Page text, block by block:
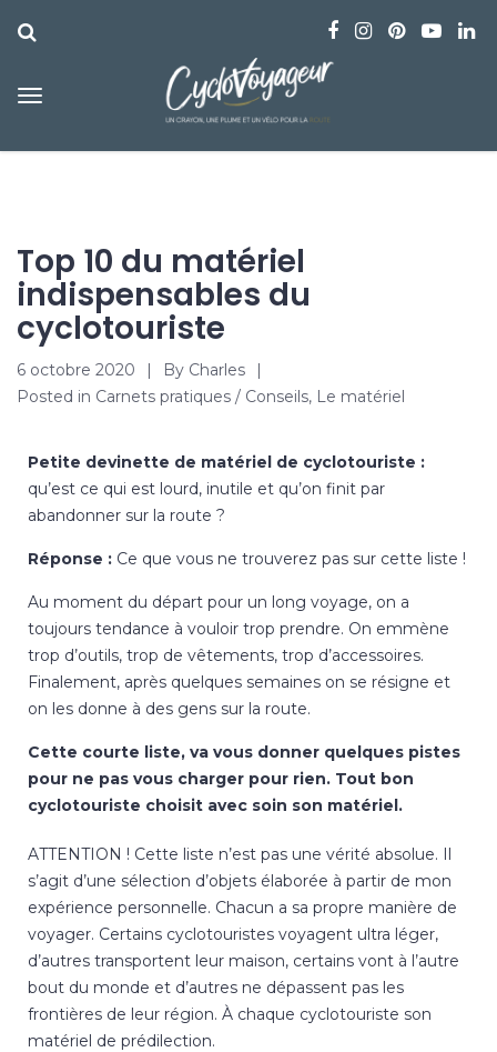
Top 10 du matériel
indispensables du
cyclotouriste
6 octobre 2020 By Charles
Posted in Carnets pratiques / Conseils, Le matériel
Petite devinette de matériel de cyclotouriste :
qu’est ce qui est lourd, inutile et qu’on finit par
abandonner sur la route ?
Réponse : Ce que vous ne trouverez pas sur cette liste !
Au moment du départ pour un long voyage, on a
toujours tendance à vouloir trop prendre. On emmène
trop d’outils, trop de vêtements, trop d’accessoires.
Finalement, après quelques semaines on se résigne et
on les donne à des gens sur la route.
Cette courte liste, va vous donner quelques pistes
pour ne pas vous charger pour rien. Tout bon
cyclotouriste choisit avec soin son matériel.
ATTENTION ! Cette liste n’est pas une vérité absolue. Il
s’agit d’une sélection d’objets élaborée à partir de mon
expérience personnelle. Chacun a sa propre manière de
voyager. Certains cyclotouristes voyagent ultra léger,
d’autres transportent leur maison, certains vont à l’autre
bout du monde et d’autres ne dépassent pas les
frontières de leur région. À chaque cyclotouriste son
matériel de prédilection.